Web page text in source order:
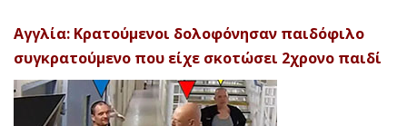
Αγγλία: Κρατούμενοι δολοφόνησαν παιδόφιλο
συγκρατούμενο που είχε σκοτώσει 2χρονο παιδί